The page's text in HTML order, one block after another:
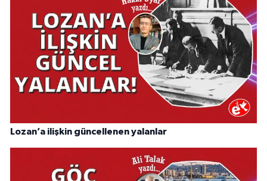
Lozan’a ilişkin güncellenen yalanlar